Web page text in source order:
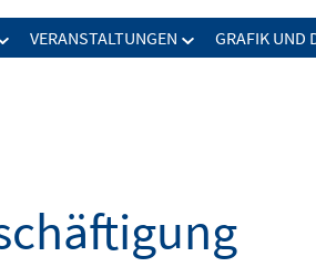
VERANSTALTUNGEN GRAFIK UND